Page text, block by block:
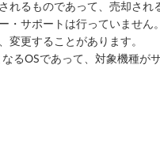
れるものであって、売却され
・サポートは行っていません。
変更することがあります。
るOSであって、対象機種が